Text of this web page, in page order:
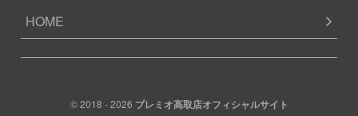
HOME
© 2018 - 2026 プレミオ高取店オフィシャルサイト